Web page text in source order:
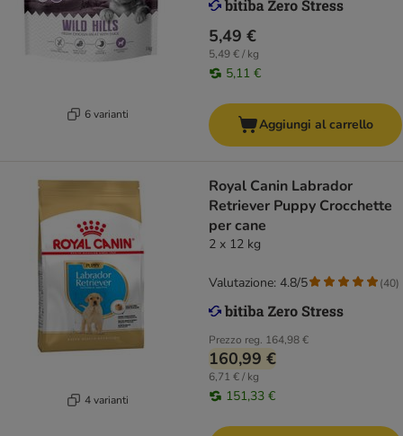
6 varianti
5,49 €
5,49 € / kg
5,11 €
Aggiungi al carrello
4 varianti
Royal Canin Labrador
Retriever Puppy Crocchette
per cane
2 x 12 kg
Prezzo reg. 164,98 €
160,99 €
6,71 € / kg
151,33 €
Valutazione: 4.8/5 (40)